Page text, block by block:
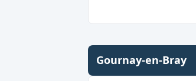
Gournay-en-Bray